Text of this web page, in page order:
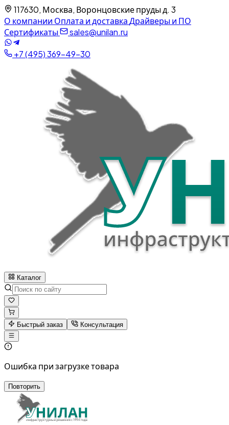
117630, Москва, Воронцовские пруды д. 3
О компании Оплата и доставкаДрайверы и ПО
Сертификаты
sales@unilan.ru
+7 (495) 369-49-30
Каталог
Быстрый заказ Консультация
Ошибка при загрузке товара
Повторить